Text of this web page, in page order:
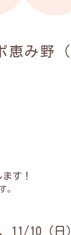
み野（
す！
。
11/10（日